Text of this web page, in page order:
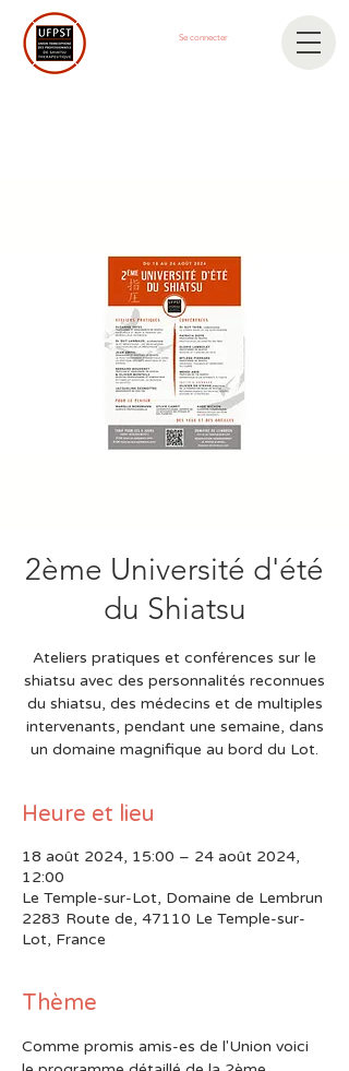
Se connecter
2ème Université d'été
du Shiatsu
Ateliers pratiques et conférences sur le
shiatsu avec des personnalités reconnues
du shiatsu, des médecins et de multiples
intervenants, pendant une semaine, dans
un domaine magnifique au bord du Lot.
Heure et lieu
18 août 2024, 15:00 – 24 août 2024,
12:00
Le Temple-sur-Lot, Domaine de Lembrun
2283 Route de, 47110 Le Temple-sur-
Lot, France
Thème
Comme promis amis-es de l'Union voici